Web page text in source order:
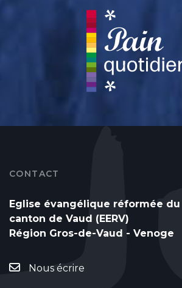
CONTACT
Eglise évangélique réformée du
canton de Vaud (EERV)
Région Gros-de-Vaud - Venoge
Nous écrire